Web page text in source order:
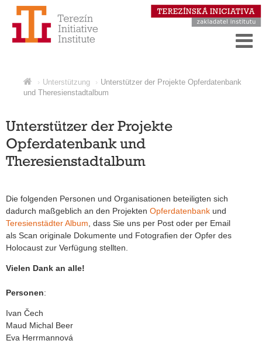
Unterstützung
Unterstützer der Projekte Opferdatenbank
und Theresienstadtalbum
Unterstützer der Projekte
Opferdatenbank und
Theresienstadtalbum
Die folgenden Personen und Organisationen beteiligten sich
dadurch maßgeblich an den Projekten Opferdatenbank und
Teresienstädter Album , dass Sie uns per Post oder per Email
als Scan originale Dokumente und Fotografien der Opfer des
Holocaust zur Verfügung stellten.
Vielen Dank an alle!
Personen:
Ivan Čech
Maud Michal Beer
Eva Herrmannová